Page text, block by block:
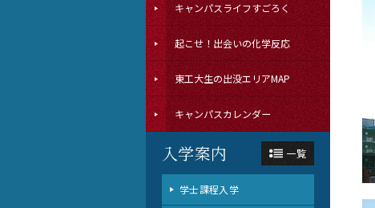
キャンパスライフすごろく
起こせ！出会いの化学反応
東工大生の出没エリアMAP
キャンパスカレンダー
入学案内 一覧
学士課程入学